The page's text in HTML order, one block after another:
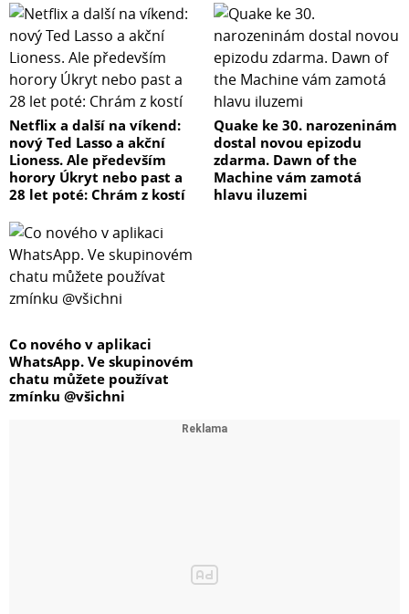
Netflix a další na víkend:
nový Ted Lasso a akční
Lioness. Ale především
horory Úkryt nebo past a
28 let poté: Chrám z kostí
Quake ke 30. narozeninám
dostal novou epizodu
zdarma. Dawn of the
Machine vám zamotá
hlavu iluzemi
Co nového v aplikaci
WhatsApp. Ve skupinovém
chatu můžete používat
zmínku @všichni